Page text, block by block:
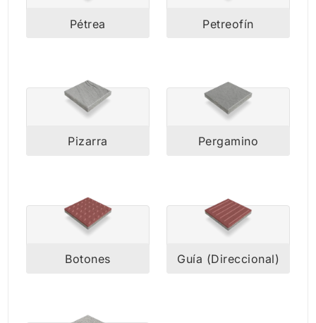
Pétrea Petreofín
Pizarra Pergamino
Botones Guía (Direccional)